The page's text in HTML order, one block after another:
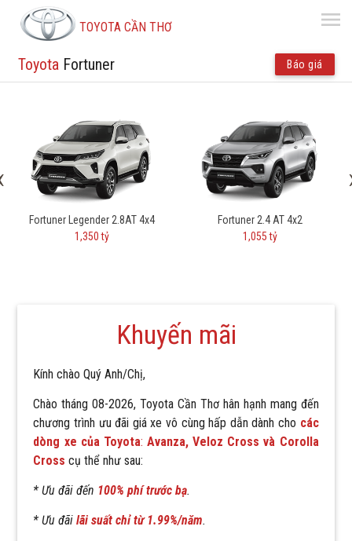
TOYOTA CẦN THƠ menu
ToyotaFortuner Báo giá
Fortuner Legender 2.8AT 4x4
1,350 tỷ
Fortuner 2.4 AT 4x2
1,055 tỷ
Khuyến mãi
Kính chào Quý Anh/Chị,
Chào tháng08-2026, Toyota Cần Thơ hân hạnh mang đến
chương trình ưu đãi giá xe vô cùng hấp dẫndành cho các
dòng xe của Toyota: Avanza, Veloz Cross và Corolla
Cross cụ thể như sau:
* Ưu đãi đến 100% phí trước bạ.
* Ưu đãilãi suất chỉ từ 1.99%/năm.